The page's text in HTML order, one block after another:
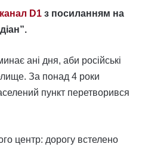
D1 з посиланням на
ані дня, аби російські
За понад 4 роки
пункт перетворився
центр: дорогу встелено